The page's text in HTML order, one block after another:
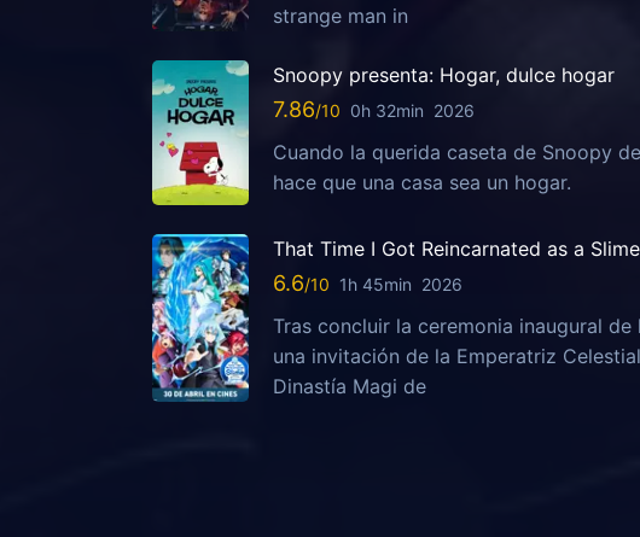
strange man in
Snoopy presenta: Hogar, dulce hogar
7.86 0h 32min 2026
Cuando la querida caseta de Snoopy
hace que una casa sea un hogar.
That Time I Got Reincarnated as a
6.6 1h 45min 2026
Tras concluir la ceremonia inaugural
una invitación de la Emperatriz
Dinastía Magi de